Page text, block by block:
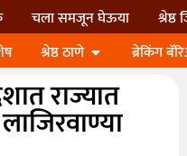
चला समजून घेऊया
श्रेष्ठ
श्रेष्ठ ठाणे ब्रेकिंग
राज्यात